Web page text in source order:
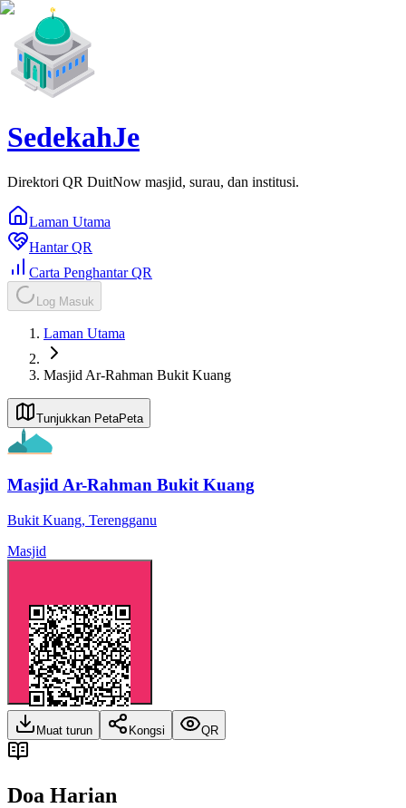
SedekahJe
Direktori QR DuitNow masjid, surau, dan institusi.
Laman Utama
Hantar QR
Carta Penghantar QR
Log Masuk
Laman Utama
Masjid Ar-Rahman Bukit Kuang
Tunjukkan PetaPeta
Masjid Ar-Rahman Bukit Kuang
Bukit Kuang, Terengganu
Masjid
Muat turun Kongsi QR
Doa Harian